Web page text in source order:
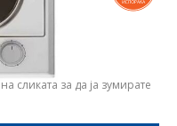
сликата за да ја зумирате